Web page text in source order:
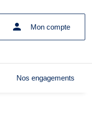
Mon compte
Nos engagements